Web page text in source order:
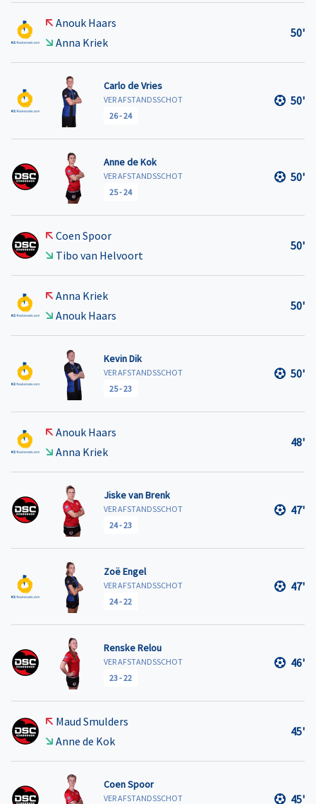
Anouk Haars
Anna Kriek
50'
Carlo de Vries
VER AFSTANDSSCHOT
26-24
50'
Anne de Kok
VER AFSTANDSSCHOT
25-24
50'
Coen Spoor
Tibo van Helvoort
50'
Anna Kriek
Anouk Haars
50'
Kevin Dik
VER AFSTANDSSCHOT
25-23
50'
Anouk Haars
Anna Kriek
48'
Jiske van Brenk
VER AFSTANDSSCHOT
24-23
47'
Zoë Engel
VER AFSTANDSSCHOT
24-22
47'
Renske Relou
VER AFSTANDSSCHOT
23-22
46'
Maud Smulders
Anne de Kok
45'
Coen Spoor
VER AFSTANDSSCHOT
45'